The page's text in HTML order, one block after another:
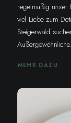
regelmäßig unser
viel Liebe zum
Steigerwald
Außergewöhnliche.
MEHR DAZU